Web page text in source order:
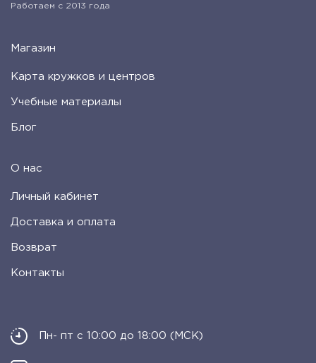
Работаем с 2013 года
Магазин
Карта кружков и центров
Учебные материалы
Блог
О нас
Личный кабинет
Доставка и оплата
Возврат
Контакты
Пн- пт с 10:00 до 18:00 (МСК)